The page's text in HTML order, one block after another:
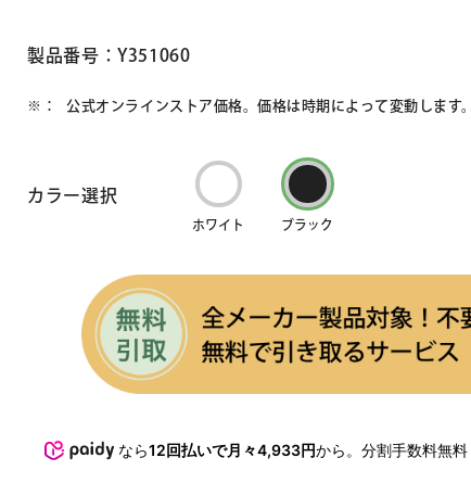
製品番号：Y351060
公式オンラインストア価格。価格は時期によって変動します。
カラー選択
ホワイト ブラック
なら12回払いで月々4,933円から。分割手数料無料